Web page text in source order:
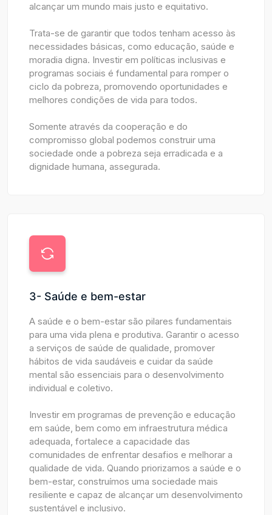
alcançar um mundo mais justo e equitativo.
Trata-se de garantir que todos tenham acesso às
necessidades básicas, como educação, saúde e
moradia digna. Investir em políticas inclusivas e
programas sociais é fundamental para romper o
ciclo da pobreza, promovendo oportunidades e
melhores condições de vida para todos.
Somente através da cooperação e do
compromisso global podemos construir uma
sociedade onde a pobreza seja erradicada e a
dignidade humana, assegurada.
3- Saúde e bem-estar
A saúde e o bem-estar são pilares fundamentais
para uma vida plena e produtiva. Garantir o acesso
a serviços de saúde de qualidade, promover
hábitos de vida saudáveis e cuidar da saúde
mental são essenciais para o desenvolvimento
individual e coletivo.
Investir em programas de prevenção e educação
em saúde, bem como em infraestrutura médica
adequada, fortalece a capacidade das
comunidades de enfrentar desafios e melhorar a
qualidade de vida. Quando priorizamos a saúde e o
bem-estar, construímos uma sociedade mais
resiliente e capaz de alcançar um desenvolvimento
sustentável e inclusivo.